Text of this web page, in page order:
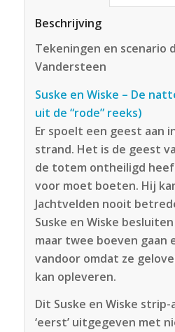
Beschrijving
Tekeningen en scenario
Vandersteen
Suske en Wiske – De
uit de “rode” reeks)
Er spoelt een geest aan
strand. Het is de geest
de totem ontheiligd
voor moet boeten. Hij
Jachtvelden nooit
Suske en Wiske
maar twee boeven gaan
vandoor omdat ze
kan opleveren.
Dit Suske en Wiske
‘eerst’ uitgegeven met